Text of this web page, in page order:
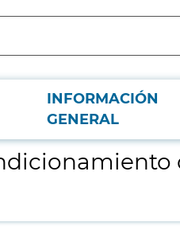
INFORMACIÓN
GENERAL